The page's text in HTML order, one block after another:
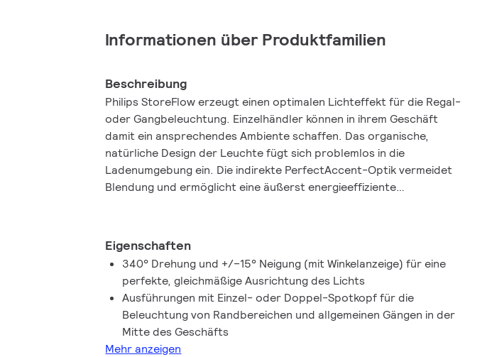
Informationen über Produktfamilien
Beschreibung
Philips StoreFlow erzeugt einen optimalen Lichteffekt für die Regal-
oder Gangbeleuchtung. Einzelhändler können in ihrem Geschäft
damit ein ansprechendes Ambiente schaffen. Das organische,
natürliche Design der Leuchte fügt sich problemlos in die
Ladenumgebung ein. Die indirekte PerfectAccent-Optik vermeidet
Blendung und ermöglicht eine äußerst energieeffiziente
Optik ist ganz einfach. Beides führt zu einer besseren CO2-Bilanz
und erfüllt die Anforderungen an ein Produkt der
Kreislaufwirtschaft. Die kontrastreiche Beleuchtung ist als Einzel-
Spotkopf (ST761T) erhältlich, der sich ideal für die Randbereiche des
Geschäfts eignet, oder als Doppel-Spotkopf (ST762T), der
hervorragend für die Gangbeleuchtung geeignet ist.
Eigenschaften
340° Drehung und +/–15° Neigung (mit Winkelanzeige) für eine
perfekte, gleichmäßige Ausrichtung des Lichts
Ausführungen mit Einzel- oder Doppel-Spotkopf für die
Beleuchtung von Randbereichen und allgemeinen Gängen in der
Mitte des Geschäfts
Mehr anzeigen